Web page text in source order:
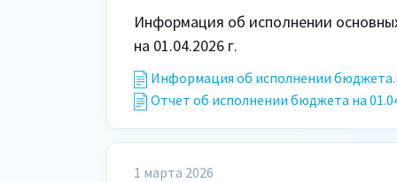
Информация об исполнении
на 01.04.2026 г.
Информация об исполнении
Отчет об исполнении бюджета на
1 марта 2026